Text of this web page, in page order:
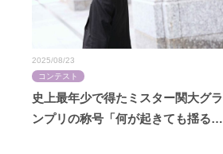
史上最年少で得たミスター関大グラ
ンプリの称号「何が起きても揺るが
2025/08/23
コンテスト